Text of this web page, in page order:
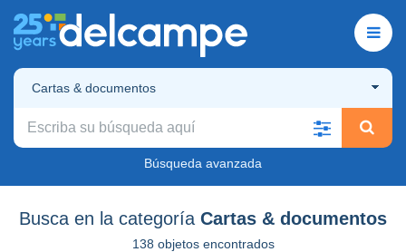
Cartas & documentos
Búsqueda avanzada
Busca en la categoría Cartas & documentos
138 objetos encontrados